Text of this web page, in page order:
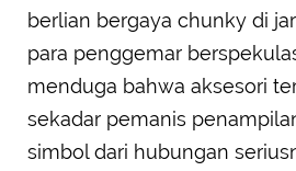
berlian bergaya chunky di
para penggemar
menduga bahwa aksesori
sekadar pemanis
simbol dari hubungan